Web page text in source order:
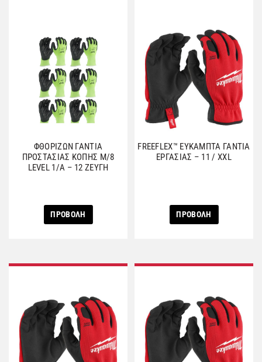
ΦΘΟΡΙΖΩΝ ΓΑΝΤΙΑ
ΠΡΟΣΤΑΣΙΑΣ ΚΟΠΗΣ M/8
LEVEL 1/A – 12 ΖΕΥΓΗ
ΠΡΟΒΟΛΗ
FREEFLEX™ ΕΥΚΑΜΠΤΑ ΓΑΝΤΙΑ
ΕΡΓΑΣΙΑΣ – 11 / XXL
ΠΡΟΒΟΛΗ